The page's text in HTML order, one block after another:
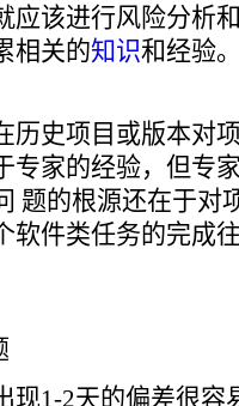
应该进行风险分析
相关的知识和经验
历史项目或版本对
专家的经验，但专
题的根源还在于对
软件类任务的完成
现1-2天的偏差很容